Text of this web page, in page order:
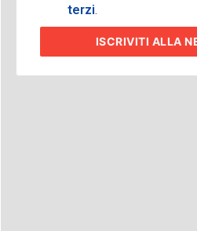
terzi.
ISCRIVITI ALLA